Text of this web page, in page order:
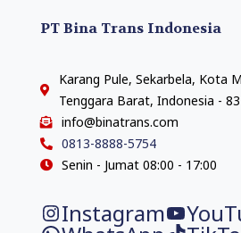
PT Bina Trans Indonesia
Karang Pule, Sekarbela, Kota
Tenggara Barat, Indonesia -
info@binatrans.com
0813-8888-5754
Senin - Jumat 08:00 - 17:00
Instagram